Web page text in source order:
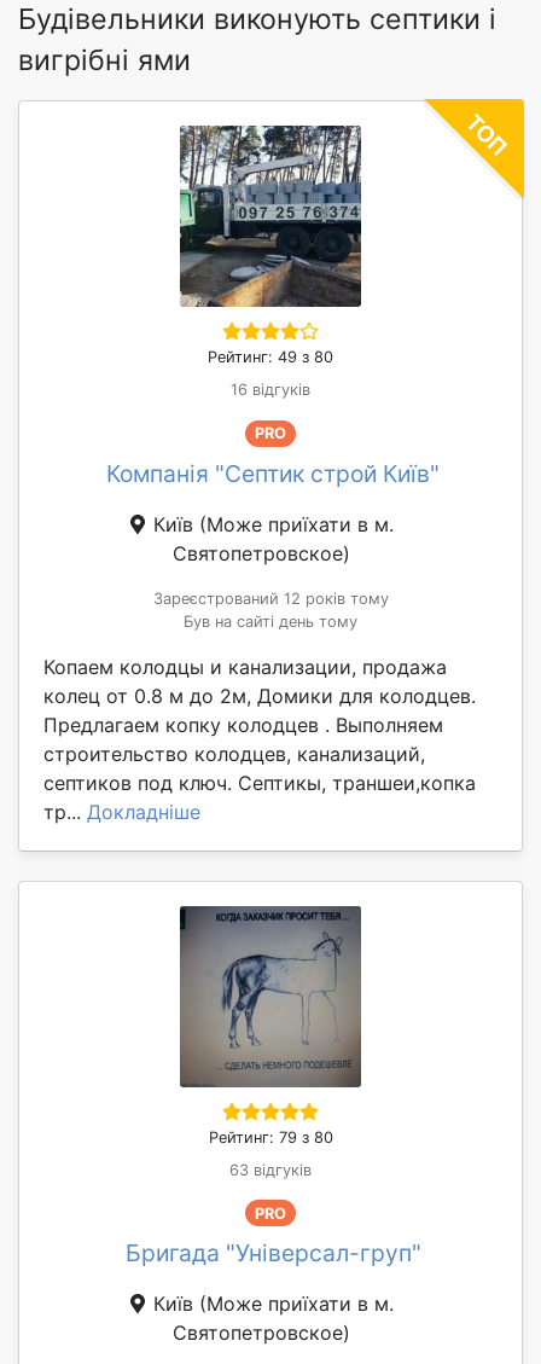
Будівельники виконують септики і
вигрібні ями
Рейтинг: 49 з 80
16 відгуків
PRO
Компанія "Септик строй Київ"
Київ (Може приїхати в м.
Святопетровское)
Зареєстрований 12 років тому
Був на сайті день тому
Копаем колодцы и канализации, продажа
колец от 0.8 м до 2м, Домики для колодцев.
Предлагаем копку колодцев . Выполняем
строительство колодцев, канализаций,
септиков под ключ. Септикы, траншеи,копка
тр... Докладніше
Рейтинг: 79 з 80
63 відгуків
PRO
Бригада "Універсал-груп"
Київ (Може приїхати в м.
Святопетровское)